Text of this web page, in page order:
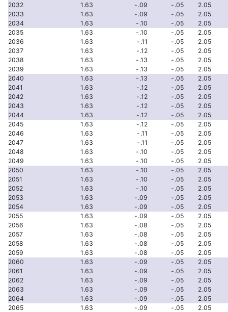
2032
1.63 -.09 -.05
2.05
2033
1.63 -.09 -.05
2.05
2034
1.63 -.10 -.05
2.05
2035
1.63 -.10 -.05
2.05
2036
1.63 -.11 -.05
2.05
2037
1.63 -.12 -.05
2.05
2038
1.63 -.13 -.05
2.05
2039
1.63 -.13 -.05
2.05
2040
1.63 -.13 -.05
2.05
2041
1.63 -.12 -.05
2.05
2042
1.63 -.12 -.05
2.05
2043
1.63 -.12 -.05
2.05
2044
1.63 -.12 -.05
2.05
2045
1.63 -.12 -.05
2.05
2046
1.63 -.11 -.05
2.05
2047
1.63 -.11 -.05
2.05
2048
1.63 -.10 -.05
2.05
2049
1.63 -.10 -.05
2.05
2050
1.63 -.10 -.05
2.05
2051
1.63 -.10 -.05
2.05
2052
1.63 -.10 -.05
2.05
2053
1.63 -.09 -.05
2.05
2054
1.63 -.09 -.05
2.05
2055
1.63 -.09 -.05
2.05
2056
1.63 -.08 -.05
2.05
2057
1.63 -.08 -.05
2.05
2058
1.63 -.08 -.05
2.05
2059
1.63 -.08 -.05
2.05
2060
1.63 -.09 -.05
2.05
2061
1.63 -.09 -.05
2.05
2062
1.63 -.09 -.05
2.05
2063
1.63 -.09 -.05
2.05
2064
1.63 -.09 -.05
2.05
2065
1.63 -.09 -.05
2.05